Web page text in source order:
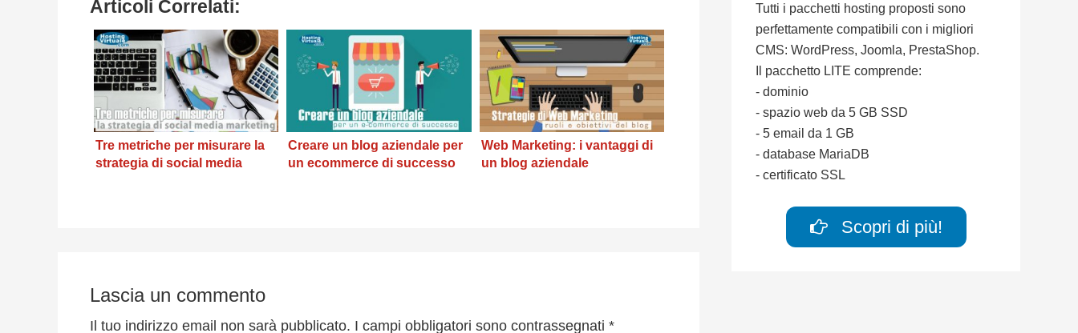
Articoli Correlati:
Tre metriche per misurare la
strategia di social media
Creare un blog aziendale per
un ecommerce di successo
Web Marketing: i vantaggi di
un blog aziendale
lettore
Lascia un commento
Il tuo indirizzo email non sarà pubblicato. I campi obbligatori sono contrassegnati *
Tutti i pacchetti hosting proposti sono
perfettamente compatibili con i migliori
CMS: WordPress, Joomla, PrestaShop.
Il pacchetto LITE comprende:
- dominio
- spazio web da 5 GB SSD
- 5 email da 1 GB
- database MariaDB
- certificato SSL
Scopri di più!